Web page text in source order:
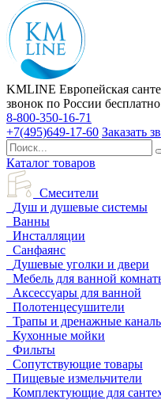
KMLINE Европейская
звонок по России бесплатно
8-800-350-16-71
+7(495)649-17-60 Заказать
Каталог товаров
Смесители
Душ и душевые системы
Ванны
Инсталляции
Санфаянс
Душевые уголки и двери
Мебель для ванной
Аксессуары для ванной
Полотенцесушители
Трапы и дренажные
Кухонные мойки
Фильты
Сопутствующие товары
Пищевые измельчители
Комплектующие для